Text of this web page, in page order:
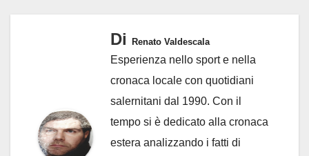
Di Renato Valdescala
Esperienza nello sport e nella
cronaca locale con quotidiani
salernitani dal 1990. Con il
tempo si è dedicato alla cronaca
estera analizzando i fatti di